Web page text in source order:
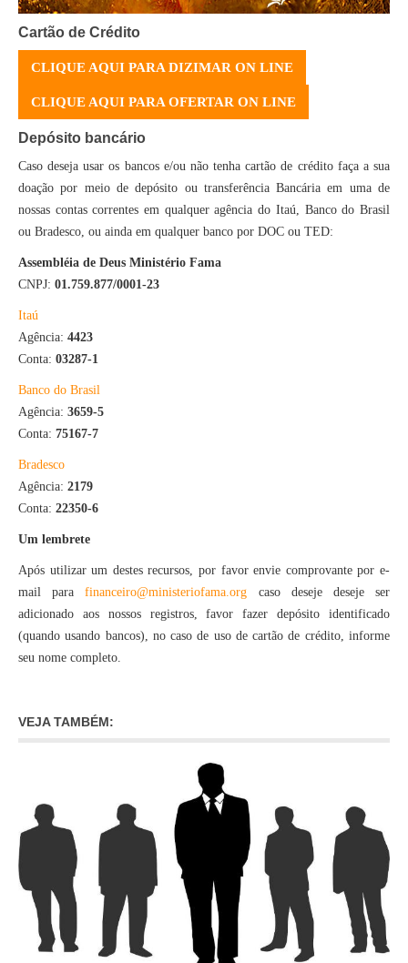
Cartão de Crédito
CLIQUE AQUI PARA DIZIMAR ON LINE
CLIQUE AQUI PARA OFERTAR ON LINE
Depósito bancário
Caso deseja usar os bancos e/ou não tenha cartão de crédito faça a sua
doação por meio de depósito ou transferência Bancária em uma de
nossas contas correntes em qualquer agência do Itaú, Banco do Brasil
ou Bradesco, ou ainda em qualquer banco por DOC ou TED:
Assembléia de Deus Ministério Fama
CNPJ: 01.759.877/0001-23
Itaú
Agência: 4423
Conta: 03287-1
Banco do Brasil
Agência: 3659-5
Conta: 75167-7
Bradesco
Agência: 2179
Conta: 22350-6
Um lembrete
Após utilizar um destes recursos, por favor envie comprovante por e-
mail parafinanceiro@ministeriofama.org caso deseje deseje ser
adicionado aos nossos registros, favor fazer depósito identificado
(quando usando bancos), no caso de uso de cartão de crédito, informe
seu nome completo.
VEJA TAMBÉM: